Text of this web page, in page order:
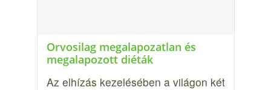
Orvosilag megalapozatlan és
megalapozott diéták
Az elhízás kezelésében a világon két